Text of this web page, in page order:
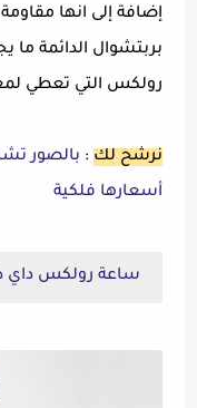
بربتشوال الدائمة
رولكس التي تعطي
نرشح لك : بالصور
أسعارها فلكية
ساعة رولكس داي